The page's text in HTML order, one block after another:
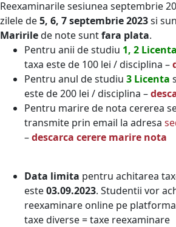
Reexaminarile sesiunea septembrie
zilele de5, 6, 7 septembrie 2023si
Maririlede note suntfara plata.
Pentru anii de studiu 1, 2 Licenta
taxa este de 100 lei / disciplina –
Pentru anul de studiu 3 Licenta
este de 200 lei / disciplina –
Pentru marire de nota cererea
transmite prin email la adresa
–descarca cerere marire nota
Data limita pentru achitarea
este03.09.2023. Studentii vor
reexaminare online pe platforma
taxe diverse = taxe reexaminare